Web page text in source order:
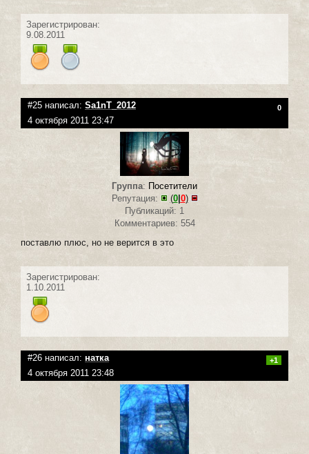
Зарегистрирован:
9.08.2011
#25 написал: Sa1nT_2012 0
4 октября 2011 23:47
Группа: Посетители
Репутация:
(0| 0)
Публикаций: 1
Комментариев: 554
поставлю плюс, но не верится в это
Зарегистрирован:
1.10.2011
#26 написал: натка +1
4 октября 2011 23:48